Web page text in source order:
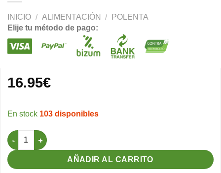
INICIO / ALIMENTACIÓN /
POLENTA
Elije tu método de pago:
16.95€
103 disponibles
Polenta Blanca sin Dore 1Kg Orniluck cantidad
AÑADIR AL CARRITO